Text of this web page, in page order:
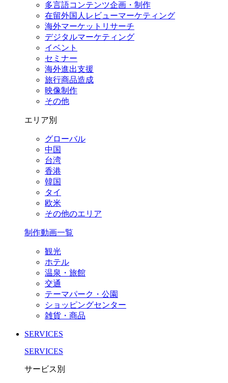
多言語コンテンツ企画・制作
在留外国⼈レビューマーケティング
海外マーケットリサーチ
デジタルマーケティング
イベント
セミナー
海外進出支援
旅行商品造成
映像制作
その他
エリア別
グローバル
中国
台湾
香港
韓国
タイ
欧米
その他のエリア
制作動画一覧
観光
ホテル
温泉・旅館
交通
テーマパーク・公園
ショッピングセンター
雑貨・商品
SERVICES
SERVICES
サービス別